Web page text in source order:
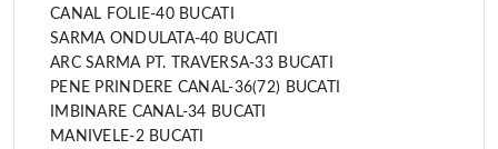
CANAL FOLIE-40 BUCATI
SARMA ONDULATA-40 BUCATI
ARC SARMA PT. TRAVERSA-33 BUCATI
PENE PRINDERE CANAL-36(72) BUCATI
IMBINARE CANAL-34 BUCATI
MANIVELE-2 BUCATI